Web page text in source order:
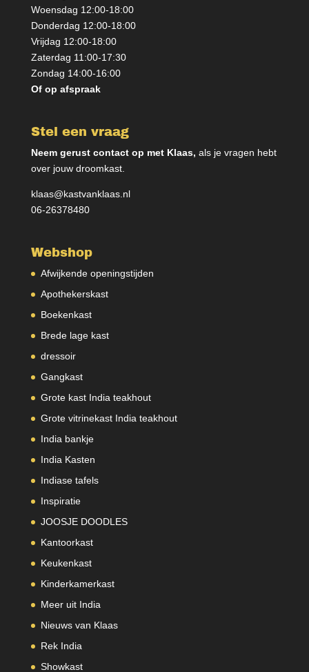
Woensdag 12:00-18:00
Donderdag 12:00-18:00
Vrijdag 12:00-18:00
Zaterdag 11:00-17:30
Zondag 14:00-16:00
Of op afspraak
Stel een vraag
Neem gerust contact op met Klaas, als je vragen hebt
over jouw droomkast.
klaas@kastvanklaas.nl
06-26378480
Webshop
Afwijkende openingstijden
Apothekerskast
Boekenkast
Brede lage kast
dressoir
Gangkast
Grote kast India teakhout
Grote vitrinekast India teakhout
India bankje
India Kasten
Indiase tafels
Inspiratie
JOOSJE DOODLES
Kantoorkast
Keukenkast
Kinderkamerkast
Meer uit India
Nieuws van Klaas
Rek India
Showkast